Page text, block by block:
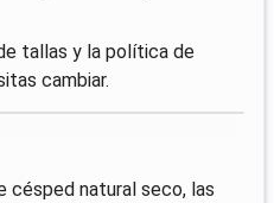
tallas y la política de
cambiar.
césped natural seco, las